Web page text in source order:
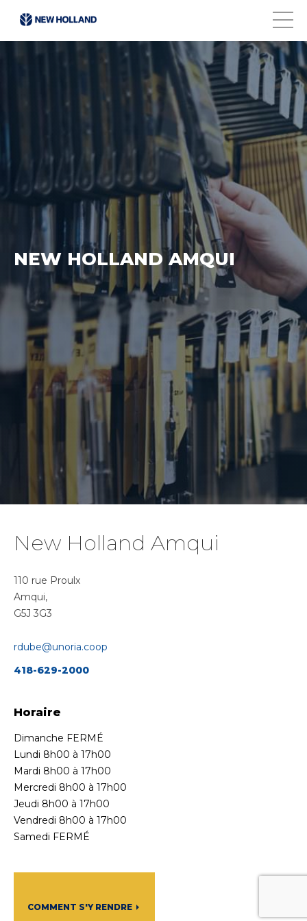
NEW HOLLAND AMQUI
New Holland Amqui
110 rue Proulx
Amqui,
G5J 3G3
rdube@unoria.coop
418-629-2000
Horaire
Dimanche FERMÉ
Lundi 8h00 à 17h00
Mardi 8h00 à 17h00
Mercredi 8h00 à 17h00
Jeudi 8h00 à 17h00
Vendredi 8h00 à 17h00
Samedi FERMÉ
COMMENT S'Y RENDRE